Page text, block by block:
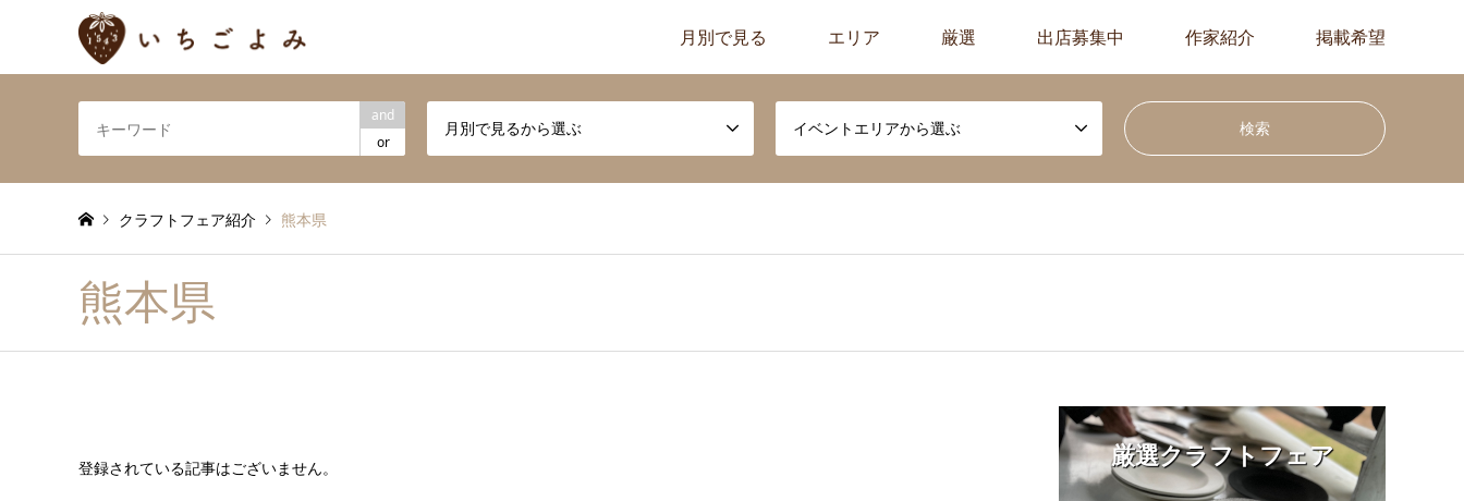
月別で見る エリア 厳選 出店募集中 作家紹介 掲載希望
and
or
月別で見るから選ぶ イベントエリアから選ぶ
クラフトフェア紹介 熊本県
熊本県
登録されている記事はございません。 厳選クラフトフェア